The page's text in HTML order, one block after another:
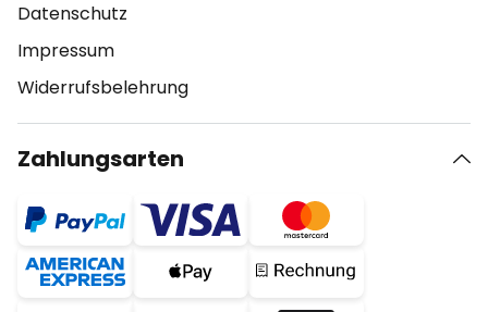
Datenschutz
Impressum
Widerrufsbelehrung
Zahlungsarten